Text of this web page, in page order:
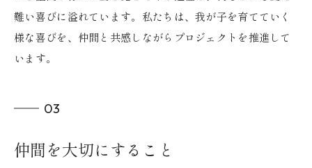
難い喜びに溢れています。私たちは、我が子を育てていく
様な喜びを、仲間と共感しながらプロジェクトを推進して
います。
03
仲間を大切にすること